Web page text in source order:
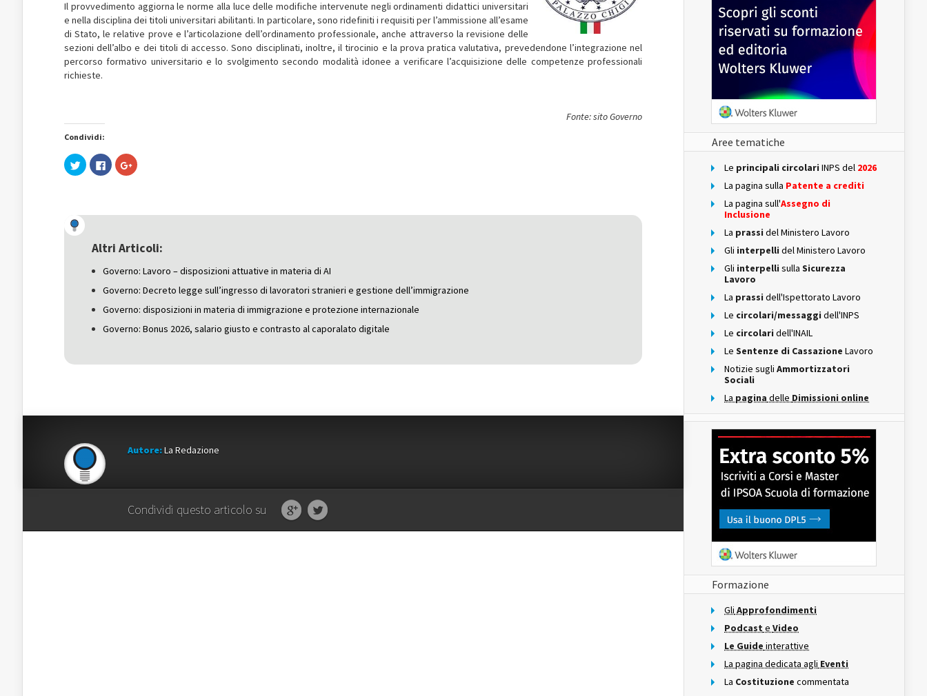
Il provvedimento aggiorna le norme alla luce delle modifiche intervenute negli ordinamenti didattici universitari
e nella disciplina dei titoli universitari abilitanti. In particolare, sono ridefiniti i requisiti per l’ammissione all’esame
di Stato, le relative prove e l’articolazione dell’ordinamento professionale, anche attraverso la revisione delle
sezioni dell’albo e dei titoli di accesso. Sono disciplinati, inoltre, il tirocinio e la prova pratica valutativa, prevedendone l’integrazione nel
percorso formativo universitario e lo svolgimento secondo modalità idonee a verificare l’acquisizione delle competenze professionali
richieste.
Fonte: sito Governo
Condividi:
Fai
clic
(Si
apre
una
nuova
Fai
clic
nuova
finestra)
Fai
clic
una
nuova
Altri Articoli:
Governo: Lavoro – disposizioni attuative in materia di AI
Governo: Decreto legge sull’ingresso di lavoratori stranieri e gestione dell’immigrazione
Governo: disposizioni in materia di immigrazione e protezione internazionale
Governo: Bonus 2026, salario giusto e contrasto al caporalato digitale
Autore:La Redazione
Condividi questo articolo su
Aree tematiche
Le principali circolari INPS del 2026
La pagina sulla Patente a crediti
La pagina sull'Assegno di
Inclusione
La prassi del Ministero Lavoro
Gli interpelli del Ministero Lavoro
Gli interpelli sulla Sicurezza
Lavoro
La prassi dell'Ispettorato Lavoro
Le circolari/messaggi dell'INPS
Le circolari dell'INAIL
Le Sentenze di Cassazione Lavoro
Notizie sugli Ammortizzatori
Sociali
La pagina delle Dimissioni online
Formazione
Gli Approfondimenti
Podcast e Video
Le Guide interattive
La pagina dedicata agli Eventi
La Costituzione commentata